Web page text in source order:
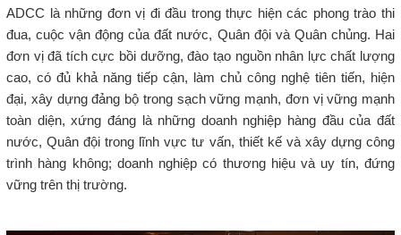
ADCC là những đơn vị đi đầu trong thực hiện các phong trào thi
đua, cuộc vận động của đất nước, Quân đội và Quân chủng. Hai
đơn vị đã tích cực bồi dưỡng, đào tạo nguồn nhân lực chất lượng
cao, có đủ khả năng tiếp cận, làm chủ công nghệ tiên tiến, hiện
đại, xây dựng đảng bộ trong sạch vững mạnh, đơn vị vững mạnh
toàn diện, xứng đáng là những doanh nghiệp hàng đầu của đất
nước, Quân đội trong lĩnh vực tư vấn, thiết kế và xây dựng công
trình hàng không; doanh nghiệp có thương hiệu và uy tín, đứng
vững trên thị trường.